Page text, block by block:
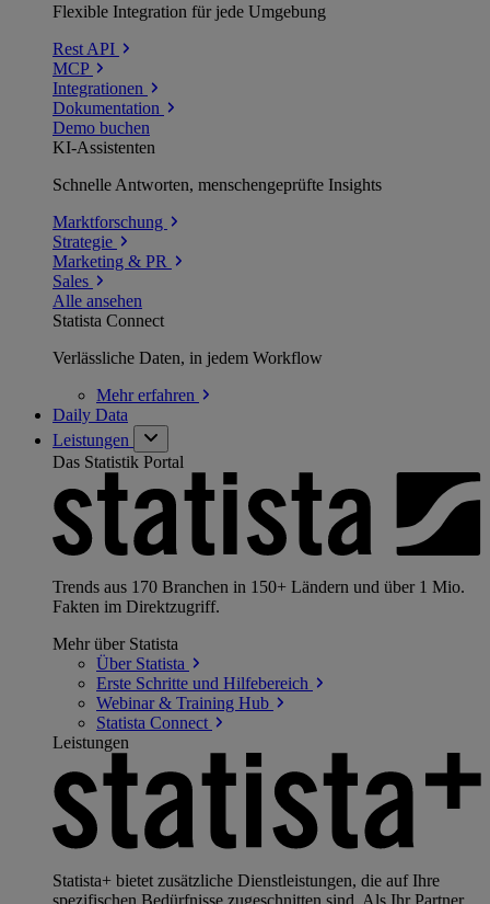
Flexible Integration für jede Umgebung
Rest API
MCP
Integrationen
Dokumentation
Demo buchen
KI-Assistenten
Schnelle Antworten, menschengeprüfte Insights
Marktforschung
Strategie
Marketing & PR
Sales
Alle ansehen
Statista Connect
Verlässliche Daten, in jedem Workflow
Mehrerfahren
Daily Data
Leistungen
Das Statistik Portal
Trends aus 170 Branchen in 150+ Ländern und über 1 Mio.
Fakten im Direktzugriff.
Mehr über Statista
Über Statista
Erste Schritte und Hilfebereich
Webinar & Training Hub
Statista Connect
Leistungen
Statista+ bietet zusätzliche Dienstleistungen, die auf Ihre
spezifischen Bedürfnisse zugeschnitten sind. Als Ihr Partner